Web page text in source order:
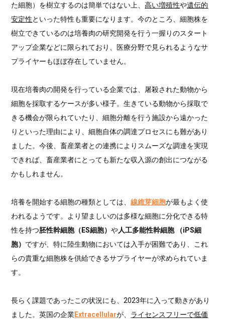
た細胞）を樹立するのは簡単ではない上、高い増殖性や遺伝的
安定性といった特性も重要になります。今のところ、細胞株を
樹立できているのは培養肉の研究開発を行う一握りのスタート
アップ企業などに限られており、医療分野で見られるようなサ
プライヤーもほぼ存在していません。
現在培養肉の開発を行っている企業では、屠殺された動物から
細胞を採取するケースが多い様子。生きている動物から採取で
きる機会が限られていたり、細胞分離を行う施設から遠かった
りといった理由により、細胞自体の調達プロセスにも難があり
ました。今後、畜産業者との連携によりスムーズな調達を実現
できれば、畜産業者にとっても新たな収入源の創出につながる
かもしれません。
培養を開始する細胞の種類としては、線維芽細胞が最もよく使
われるようです。より望ましいのは多様な細胞に分化できる特
性を持つ胚性幹細胞（ES細胞）や人工多能性幹細胞 （iPS細
胞） ですが、特に陸生動物においては入手が困難であり、これ
らの貴重な細胞株を供給できるサプライヤーが求められていま
す。
長らく課題であったこの状況にも、2023年に入って動きがあり
ました。英国の企業Extracellularが、 ライセンスフリーで低価